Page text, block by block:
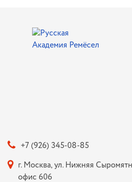
+7 (926) 345-08-85
г. Москва, ул. Нижняя
офис 606